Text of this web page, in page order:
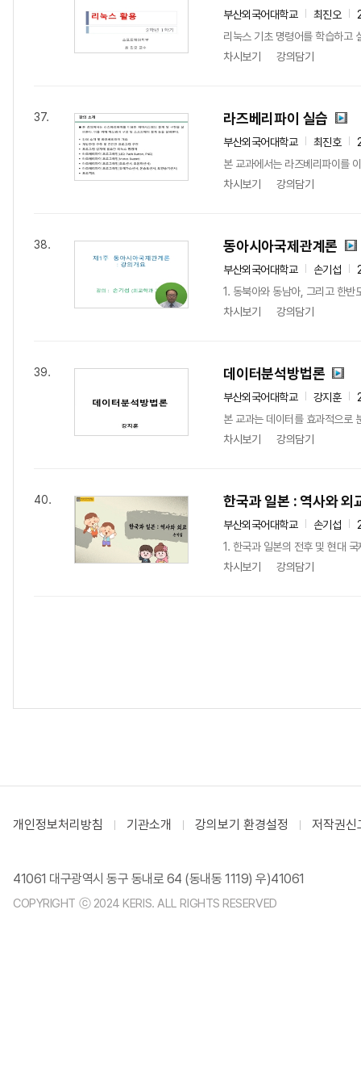
부산외국어대학교 최진오
리눅스 기초 명령어를 학습하고
차시보기
강의담기
37. 라즈베리파이 실습
부산외국어대학교 최진호
본 교과에서는 라즈베리파이를
차시보기
강의담기
38. 동아시아국제관계론
부산외국어대학교 손기섭
1. 동북아와 동남아, 그리고 한
차시보기
강의담기
39. 데이터분석방법론
부산외국어대학교 강지훈
본 교과는 데이터를 효과적으로
차시보기
강의담기
40. 한국과 일본 : 역사와 외
부산외국어대학교 손기섭
1. 한국과 일본의 전후 및 현대
차시보기
강의담기
개인정보처리방침 기관소개 강의보기 환경설정 저작권신
41061 대구광역시 동구 동내로 64 (동내동 1119) 우)41061
COPYRIGHT ⓒ 2024 KERIS. ALL RIGHTS RESERVED